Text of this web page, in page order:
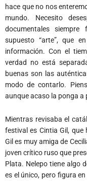
hace que no nos
mundo. Necesito
documentales
supuesto “arte”, que
información. Con el
verdad no está
buenas son las
modo de contarlo.
aunque acaso la ponga a
Mientras revisaba el
festival es Cintia Gil,
Gil es muy amiga de
joven crítico ruso que
Plata. Nelepo tiene algo
es el único, pero figura